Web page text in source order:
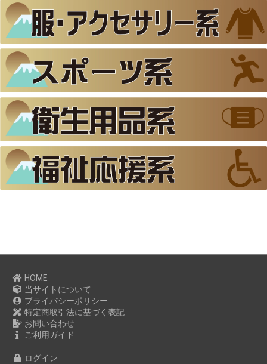
HOME
当サイトについて
プライバシーポリシー
特定商取引法に基づく表記
お問い合わせ
ご利用ガイド
ログイン